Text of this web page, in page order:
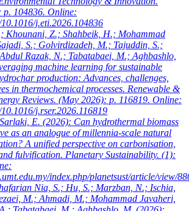
p. 104836. Online:
j.eti.2026.104836
Khounani, Z.; Shahbeik, H.; Mohammad
S.; Golvirdizadeh, M.; Tajuddin, S.;
Razak, N.; Tabatabaei, M.; Aghbashlo,
machine learning for sustainable
production: Advances, challenges,
in thermochemical processes. Renewable &
Reviews. (May 2026): p. 116819. Online:
j.rser.2026.116819
E. (2026): Can hydrothermal biomass
as an analogue of millennia-scale natural
A unified perspective on carbonisation,
fulvification. Planetary Sustainability. (1):
index.php/planetsust/article/view/
Nia, S.; Hu, S.; Marzban, N.; Ischia,
M.; Ahmadi, M.; Mohammad Javaheri,